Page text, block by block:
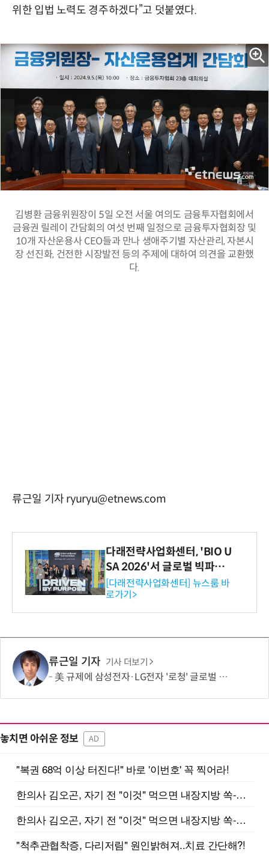
위한 입법 노력도 경주하겠다”고 덧붙였다.
김병환 금융위원장이 5일 오전 서울 여의도 금융투자협회에서
금융권 릴레이 간담회의 여섯 번째 일정으로 금융투자협회장 및
10개 자산운용사 CEO들과 만나 생애주기별 자산관리, 자본시
장 선진화, 건전한 시장발전 등의 주제에 대하여 의견을 교환했
다.
류근일 기자 ryuryu@etnews.com
다래전략사업화센터, 'BIO U
SA 2026'서 글로벌 빅파마
와의 비즈니스 미팅 지원…K
-바이오 해외 진출 교두보 확
보
[다래전략사업화센터] 뉴스룸 바
로가기>
류근일 기자 기사 더보기
美 규제에 삼성전자·LG전자 '로청' 글로벌 출시 늦춘다…“공급망 재편부터”
놓치면 아쉬운 정보 AD